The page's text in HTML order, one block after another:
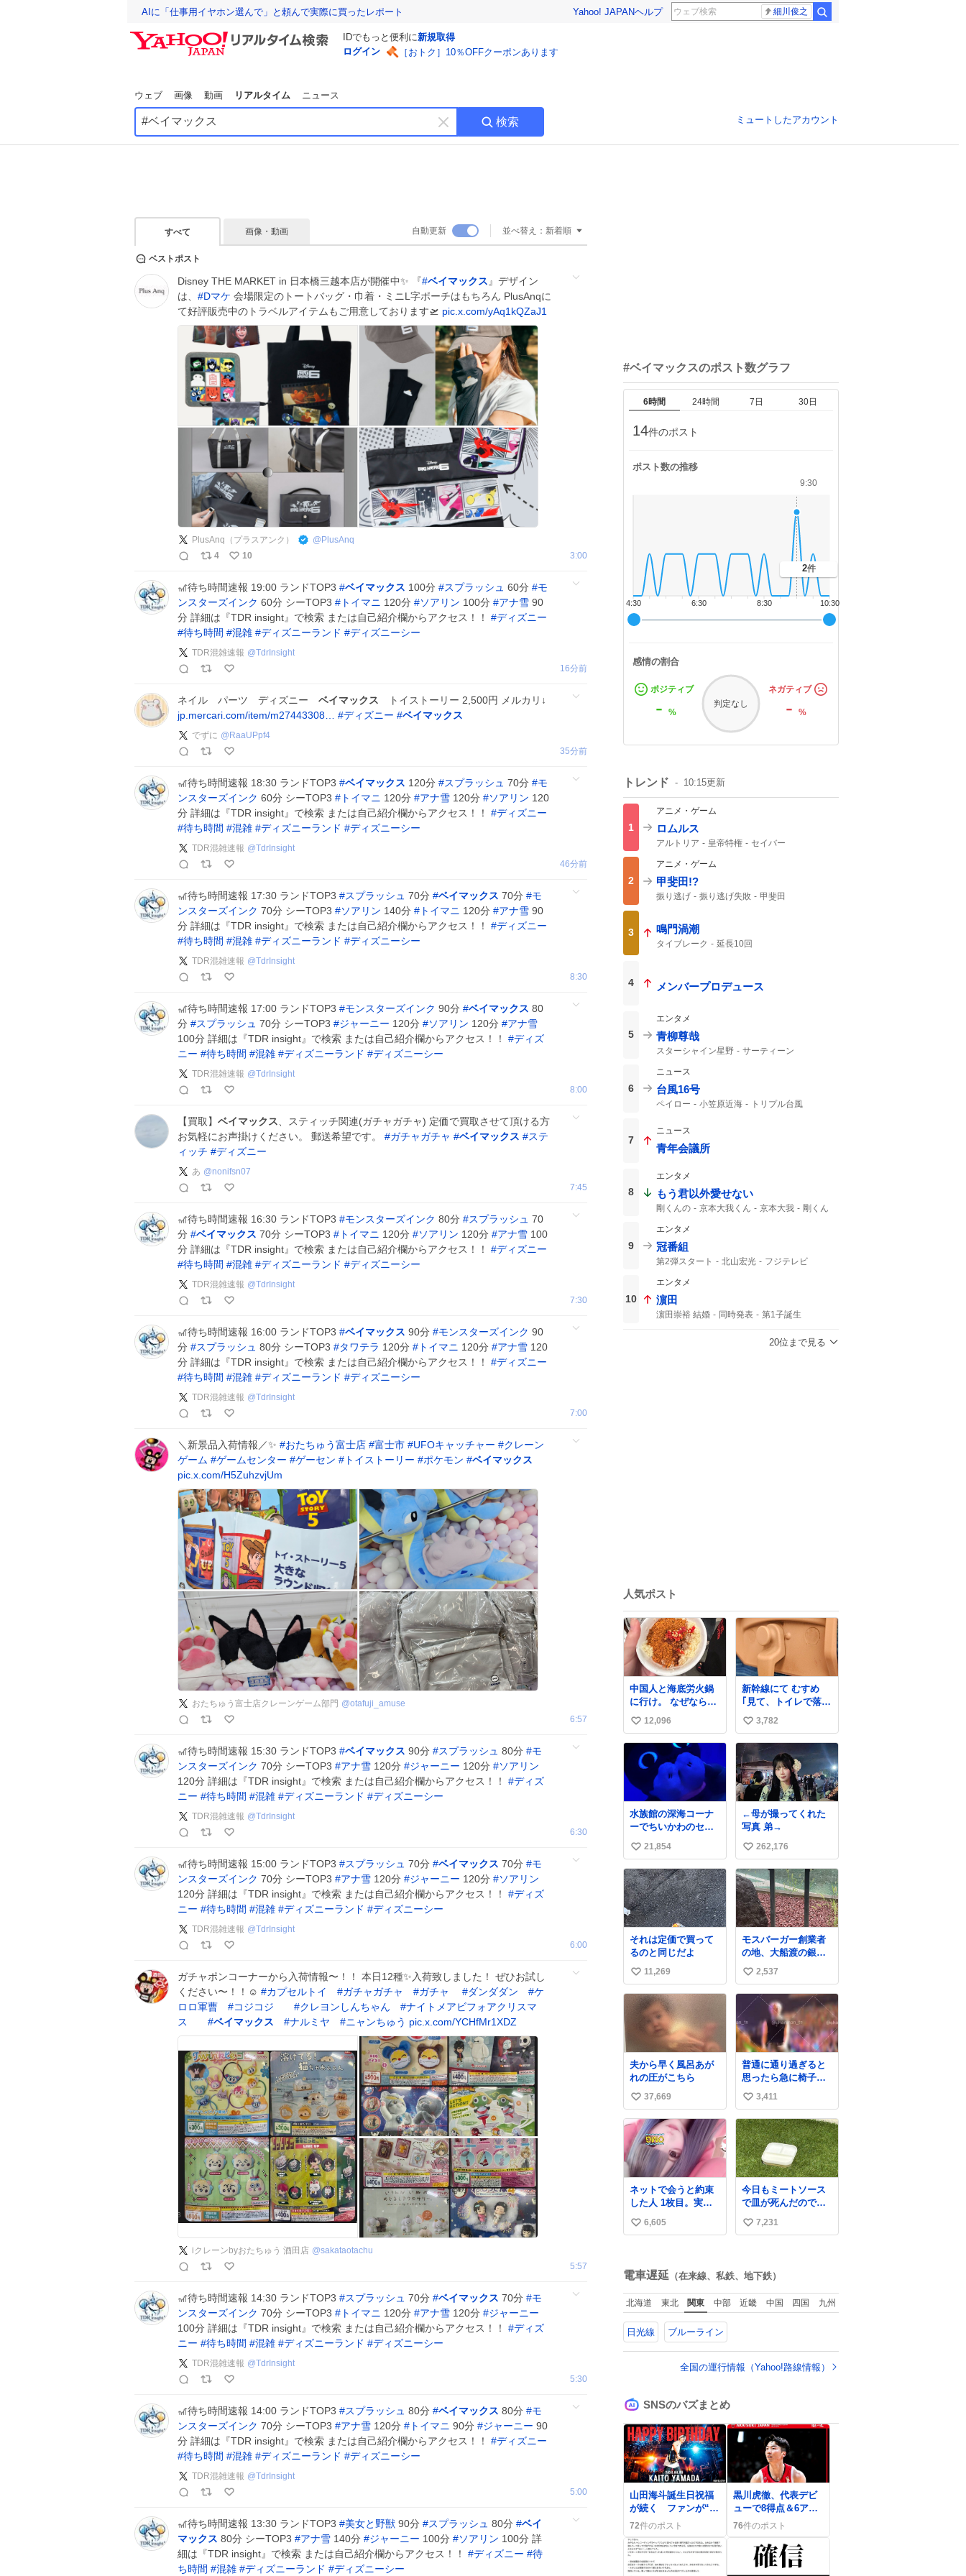
AIに「仕事用イヤホン選んで」と頼んで実際に買ったレポート Yahoo! JAPANヘルプ 細川俊之
IDでもっと便利に新規取得
ログイン
［おトク］10％OFFクーポンあります
ウェブ 画像 動画 リアルタイム ニュース
キ
ー
す
検索 ミュートしたアカウント
すべて 画像・動画 自動更新 並べ替え： 新着順
ベストポスト
Disney THE MARKET in 日本橋三越本店が開催中✨ 『#ベイマックス 』デザイン
は、 #Dマケ 会場限定のトートバッグ・巾着・ミニL字ポーチはもちろん PlusAnqに
て好評販売中のトラベルアイテムもご用意しております🛫 pic.x.com/yAq1kQZaJ1
PlusAnq（プラスアンク） @ PlusAnq
4
10 3:00
🎢待ち時間速報 19:00 ランドTOP3 #ベイマックス 100分 #スプラッシュ 60分 #モ
ンスターズインク 60分 シーTOP3 # トイマニ 120分 #ソアリン 100分 #アナ雪 90
分 詳細は『TDR insight』で検索 または自己紹介欄からアクセス！！ #ディズニー
#待ち時間 #混雑 #ディズニーランド #ディズニーシー
TDR混雑速報 @TdrInsight
16分前
ネイル パーツ ディズニー ベイマックス トイストーリー 2,500円 メルカリ↓
jp.mercari.com/item/m27443308…
#ディズニー #ベイマックス
でずに @ RaaUPpf4
35分前
🎢待ち時間速報 18:30 ランドTOP3 #ベイマックス 120分 #スプラッシュ 70分 #モ
ンスターズインク 60分 シーTOP3 # トイマニ 120分 #アナ雪 120分 #ソアリン 120
分 詳細は『TDR insight』で検索 または自己紹介欄からアクセス！！ #ディズニー
#待ち時間 #混雑 #ディズニーランド #ディズニーシー
TDR混雑速報 @TdrInsight
46分前
🎢待ち時間速報 17:30 ランドTOP3 #スプラッシュ 70分 #ベイマックス 70分 #モ
ンスターズインク 70分 シーTOP3 #ソアリン 140分 # トイマニ 120分 #アナ雪 90
分 詳細は『TDR insight』で検索 または自己紹介欄からアクセス！！ #ディズニー
#待ち時間 #混雑 #ディズニーランド #ディズニーシー
TDR混雑速報 @TdrInsight
8:30
🎢待ち時間速報 17:00 ランドTOP3 #モンスターズインク 90分 #ベイマックス 80
分 #スプラッシュ 70分 シーTOP3 #ジャーニー 120分 #ソアリン 120分 #アナ雪
100分 詳細は『TDR insight』で検索 または自己紹介欄からアクセス！！ #ディズ
ニー #待ち時間 #混雑 #ディズニーランド #ディズニーシー
TDR混雑速報 @TdrInsight
8:00
【買取】 ベイマックス 、スティッチ関連(ガチャガチャ) 定価で買取させて頂ける方
お気軽にお声掛けください。 郵送希望です。 #ガチャガチャ #ベイマックス #ステ
ィッチ #ディズニー
あ @nonifsn07
7:45
🎢待ち時間速報 16:30 ランドTOP3 #モンスターズインク 80分 #スプラッシュ 70
分 #ベイマックス 70分 シーTOP3 # トイマニ 120分 #ソアリン 120分 #アナ雪 100
分 詳細は『TDR insight』で検索 または自己紹介欄からアクセス！！ #ディズニー
#待ち時間 #混雑 #ディズニーランド #ディズニーシー
TDR混雑速報 @TdrInsight
7:30
🎢待ち時間速報 16:00 ランドTOP3 #ベイマックス 90分 #モンスターズインク 90
分 #スプラッシュ 80分 シーTOP3 #タワテラ 120分 # トイマニ 120分 #アナ雪 120
分 詳細は『TDR insight』で検索 または自己紹介欄からアクセス！！ #ディズニー
#待ち時間 #混雑 #ディズニーランド #ディズニーシー
TDR混雑速報 @TdrInsight
7:00
＼新景品入荷情報／✨ #おたちゅう富士店 #富士市 #UFOキャッチャー #クレーン
ゲーム #ゲームセンター #ゲーセン # トイストーリー #ポケモン #ベイマックス
pic.x.com/H5ZuhzvjUm
おたちゅう富士店クレーンゲーム部門 @otafuji_amuse
6:57
🎢待ち時間速報 15:30 ランドTOP3 #ベイマックス 90分 #スプラッシュ 80分 #モ
ンスターズインク 70分 シーTOP3 #アナ雪 120分 #ジャーニー 120分 #ソアリン
120分 詳細は『TDR insight』で検索 または自己紹介欄からアクセス！！ #ディズ
ニー #待ち時間 #混雑 #ディズニーランド #ディズニーシー
TDR混雑速報 @TdrInsight
6:30
🎢待ち時間速報 15:00 ランドTOP3 #スプラッシュ 70分 #ベイマックス 70分 #モ
ンスターズインク 70分 シーTOP3 #アナ雪 120分 #ジャーニー 120分 #ソアリン
120分 詳細は『TDR insight』で検索 または自己紹介欄からアクセス！！ #ディズ
ニー #待ち時間 #混雑 #ディズニーランド #ディズニーシー
TDR混雑速報 @TdrInsight
6:00
ガチャポンコーナーから入荷情報〜！！ 本日12種✨入荷致しました！ ぜひお試し
ください〜！！☺️ #カプセルトイ #ガチャガチャ #ガチャ #ダンダダン #ケ
ロロ軍曹
#コジコジ #クレヨンしんちゃん #ナイトメアビフォアクリスマ
ス
#ベイマックス #ナルミヤ #ニャンちゅう pic.x.com/YCHfMr1XDZ
iクレーンbyおたちゅう 酒田店 @sakataotachu
5:57
🎢待ち時間速報 14:30 ランドTOP3 #スプラッシュ 70分 #ベイマックス 70分 #モ
ンスターズインク 70分 シーTOP3 # トイマニ 120分 #アナ雪 120分 #ジャーニー
100分 詳細は『TDR insight』で検索 または自己紹介欄からアクセス！！ #ディズ
ニー #待ち時間 #混雑 #ディズニーランド #ディズニーシー
TDR混雑速報 @TdrInsight
5:30
🎢待ち時間速報 14:00 ランドTOP3 #スプラッシュ 80分 #ベイマックス 80分 #モ
ンスターズインク 70分 シーTOP3 #アナ雪 120分 # トイマニ 90分 #ジャーニー 90
分 詳細は『TDR insight』で検索 または自己紹介欄からアクセス！！ #ディズニー
#待ち時間 #混雑 #ディズニーランド #ディズニーシー
TDR混雑速報 @TdrInsight
5:00
🎢待ち時間速報 13:30 ランドTOP3 #美女と野獣 90分 #スプラッシュ 80分 #ベイ
マックス 80分 シーTOP3 #アナ雪 140分 #ジャーニー 100分 #ソアリン 100分 詳
細は『TDR insight』で検索 または自己紹介欄からアクセス！！ #ディズニー #待
ち時間 #混雑 #ディズニーランド #ディズニーシー
#ベイマックスのポスト数グラフ
6時間 24時間 7日 30日
14件のポスト
ポスト数の推移
10:30
8:30
6:30
4:30
9:30
2件
感情の割合
ポジティブ
- %
判定なし
ネガティブ
-%
トレンド 10:15更新
1
アニメ・ゲーム
ロムルス
アルトリア 皇帝特権
セイバー
2
アニメ・ゲーム
甲斐田!?
振り逃げ 振り逃げ失敗 甲斐田
3 鳴門渦潮
タイブレーク 延長10回
4 メンバープロデュース
5
エンタメ
青柳尊哉
スターシャイン星野
サーティーン
コードナンバーサーティーン
6
ニュース
台風16号
ペイロー 小笠原近海
トリプル台風
台風14号
7
ニュース
青年会議所
8
エンタメ
もう君以外愛せない
剛くんの 京本大我くん 京本大我
剛くん
僕こそミュージック
帝コン
9
エンタメ
冠番組
第2弾スタート 北山宏光 フジテレビ
10
エンタメ
濵田
濵田崇裕 結婚 同時発表
第1子誕生
結婚した?
20位まで見る
人気ポスト
中国人と海底労火鍋
に行け。 なぜならえ
ぐい調合して美味し
すぎる ソースを作っ
てくれるから。
い
い
ね
12,096
新幹線にて むすめ
｢見て、トイレで落ち
込んでる人｣ それに
しか見えなくなった
どうしてくれるんだ
い
い
ね
数
3,782
水族館の深海コーナ
ーでちいかわのセイ
レーンぬい取り出し
たら目光っててビビ
りました #ちいかわ
い
い
ね
数
21,854
←母が撮ってくれた
写真 弟→
い
い
ね
数
262,176
それは定価で買って
るのと同じだよ
い
い
11,269
モスバーガー創業者
の地、大船渡の銀の
モスバーガーに一
礼。
い
い
ね
数
2,537
夫から早く風呂あが
れの圧がこちら
い
い
ね
数
37,669
普通に通り過ぎると
思ったら急に椅子ガ
ッって来てビビっ
た。そんでまじいい
匂い。← #超特急
_ESCORT
い
い
ね
数
3,411
ネットで会うと約束
した人 1枚目。実際
来た人2枚目
い
数
6,605
今日もミートソース
で皿が死んだので、
天日干しをしていま
す🍝 ありがとう先人
い
数
7,231
電車遅延 （在来線、私鉄、地下鉄）
北海道 東北 関東 中部 近畿 中国 四国 九州
日光線 ブルーライン
全国の運行情報（Yahoo!路線情報）
SNSのバズまとめ
山田海斗誕生日祝福
が続く ファンが“か
っこいいギター”に熱
72件のポスト
黒川虎徹、代表デビ
ューで8得点＆6アシ
スト ファン歓喜の
瞬間
76件のポスト